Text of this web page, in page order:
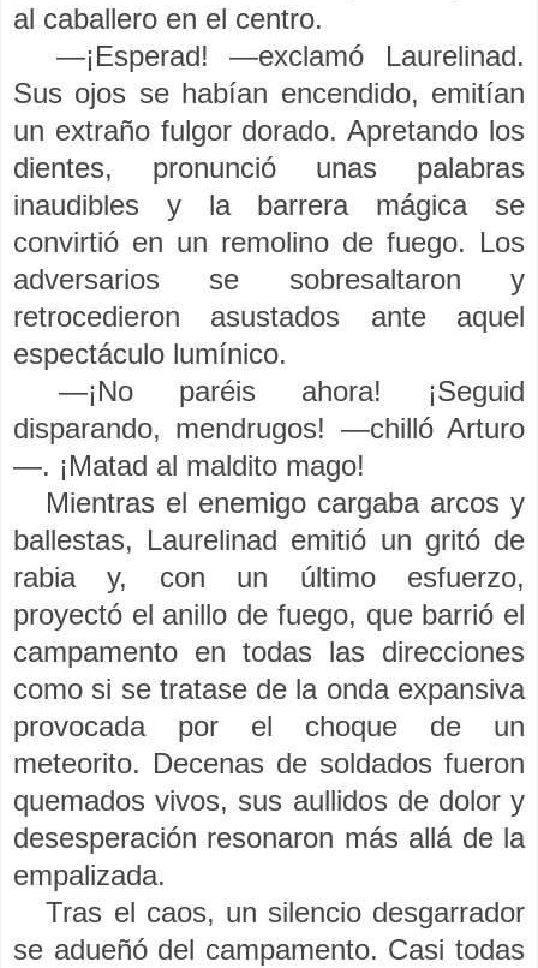
al caballero en el centro.
—¡Esperad! —exclamó Laurelinad.
Sus ojos se habían encendido, emitían
un extraño fulgor dorado. Apretando los
dientes, pronunció unas palabras
inaudibles y la barrera mágica se
convirtió en un remolino de fuego. Los
adversarios se sobresaltaron y
retrocedieron asustados ante aquel
espectáculo lumínico.
—¡No paréis ahora! ¡Seguid
disparando, mendrugos! —chilló Arturo
—. ¡Matad al maldito mago!
Mientras el enemigo cargaba arcos y
ballestas, Laurelinad emitió un gritó de
rabia y, con un último esfuerzo,
proyectó el anillo de fuego, que barrió el
campamento en todas las direcciones
como si se tratase de la onda expansiva
provocada por el choque de un
meteorito. Decenas de soldados fueron
quemados vivos, sus aullidos de dolor y
desesperación resonaron más allá de la
empalizada.
Tras el caos, un silencio desgarrador
se adueñó del campamento. Casi todas